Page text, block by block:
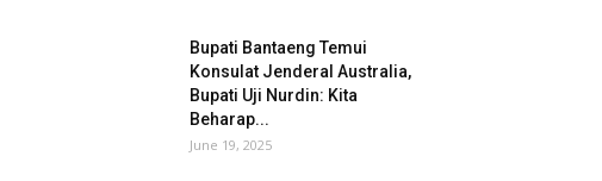
Bupati Bantaeng Temui
Konsulat Jenderal Australia,
Bupati Uji Nurdin: Kita
Beharap...
June 19, 2025